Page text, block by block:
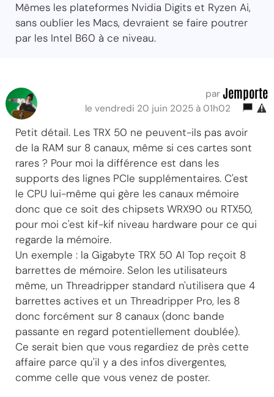
Mêmes les plateformes Nvidia Digits et Ryzen Ai,
sans oublier les Macs, devraient se faire poutrer
par les Intel B60 à ce niveau.
par Jemporte
le vendredi 20 juin 2025 à 01h02
Petit détail. Les TRX 50 ne peuvent-ils pas avoir
de la RAM sur 8 canaux, même si ces cartes sont
rares ? Pour moi la différence est dans les
supports des lignes PCIe supplémentaires. C'est
le CPU lui-même qui gère les canaux mémoire
donc que ce soit des chipsets WRX90 ou RTX50,
pour moi c'est kif-kif niveau hardware pour ce qui
regarde la mémoire.
Un exemple : la Gigabyte TRX 50 AI Top reçoit 8
barrettes de mémoire. Selon les utilisateurs
même, un Threadripper standard n'utilisera que 4
barrettes actives et un Threadripper Pro, les 8
donc forcément sur 8 canaux (donc bande
passante en regard potentiellement doublée).
Ce serait bien que vous regardiez de près cette
affaire parce qu'il y a des infos divergentes,
comme celle que vous venez de poster.